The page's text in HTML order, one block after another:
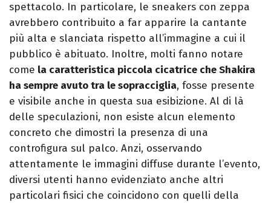
spettacolo. In particolare, le sneakers con zeppa
avrebbero contribuito a far apparire la cantante
più alta e slanciata rispetto all’immagine a cui il
pubblico è abituato. Inoltre, molti fanno notare
come la caratteristica piccola cicatrice che Shakira
ha sempre avuto tra le sopracciglia, fosse presente
e visibile anche in questa sua esibizione. Al di là
delle speculazioni, non esiste alcun elemento
concreto che dimostri la presenza di una
controfigura sul palco. Anzi, osservando
attentamente le immagini diffuse durante l’evento,
diversi utenti hanno evidenziato anche altri
particolari fisici che coincidono con quelli della